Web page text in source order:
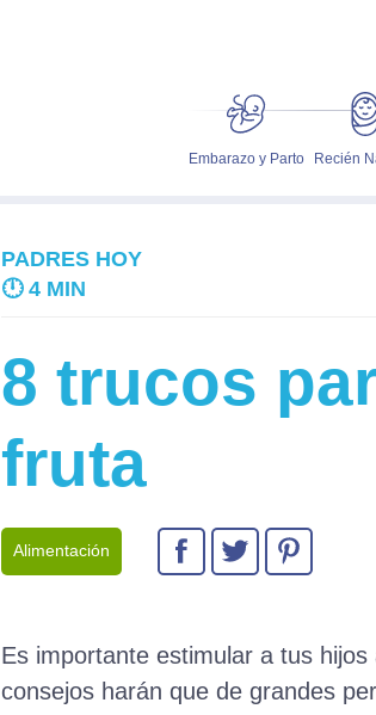
Embarazo y Parto Recién
PADRES HOY
🕛 4 MIN
8 trucos
fruta
Alimentación
Es importante estimular a tus
consejos harán que de grandes